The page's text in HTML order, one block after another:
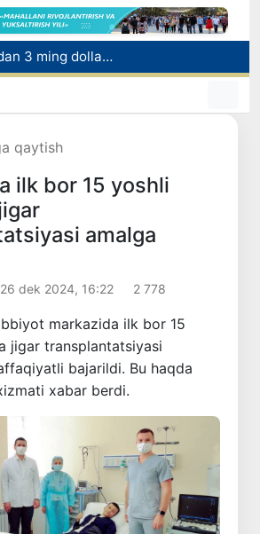
Jizzaxda «Yangi O‘zbekiston» va «Pravda Vostoka» gazetalarari kunlari o‘tkazildi
Uchqo‘rg‘onda Norin daryosi bo‘yida yangi ekoturizm maskani barpo etiladi
qaytish
ilk bor 15 yoshli
amalga
26 dek 2024, 16:22 2 778
markazida ilk bor 15
jigar transplantatsiyasi
bajarildi. Bu haqda
xabar berdi.